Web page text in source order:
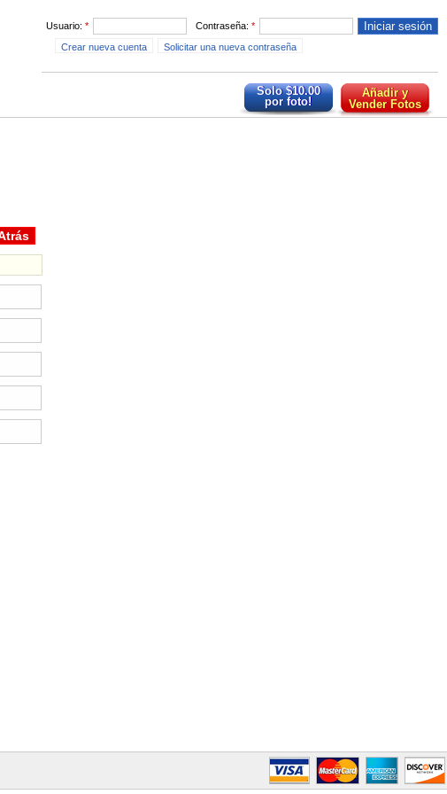
Usuario: * Contraseña: *
Crear nueva cuenta
Solicitar una nueva contraseña
Añadir y
Vender Fotos
Solo $10.00
por foto!